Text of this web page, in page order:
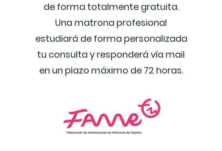
de forma totalmente gratuita.
Una matrona profesional
estudiará de forma personalizada
tu consulta y responderá vía mail
en un plazo máximo de 72 horas.